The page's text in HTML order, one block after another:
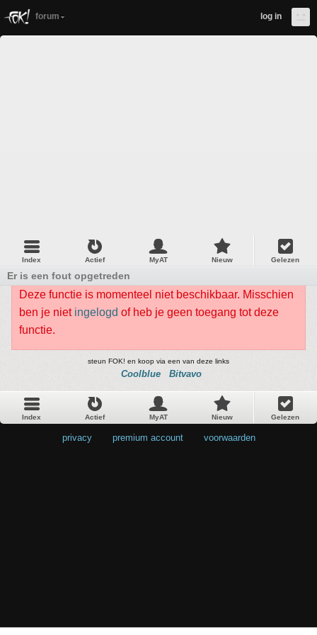
forum log in
Index Actief MyAT Nieuw Gelezen
Er is een fout opgetreden
Deze functie is momenteel niet beschikbaar. Misschien
ben je niet ingelogd of heb je geen toegang tot deze
functie.
steun FOK! en koop via een van deze links
Coolblue Bitvavo
Index Actief MyAT Nieuw Gelezen
privacy premium account voorwaarden